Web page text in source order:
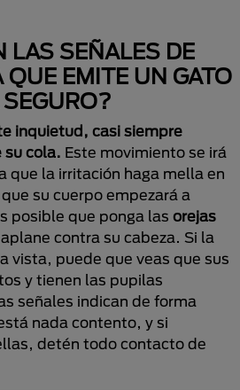
LAS SEÑALES DE
QUE EMITE UN GATO
inquietud, casi siempre
su cola. Este movimiento se irá
que la irritación haga mella en
su cuerpo empezará a
posible que ponga las orejas
contra su cabeza. Si la
vista, puede que veas que sus
y tienen las pupilas
señales indican de forma
nada contento, y si
detén todo contacto de